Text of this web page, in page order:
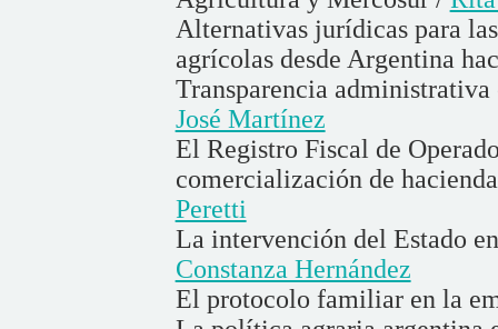
Alternativas jurídicas para
agrícolas desde Argentina
Transparencia
José Martínez
El Registro Fiscal de
comercialización de
Peretti
La intervención del Estado
Constanza Hernández
El protocolo familiar en la